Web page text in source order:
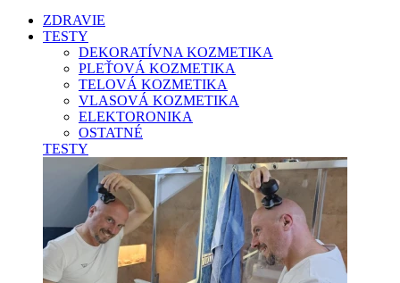
ZDRAVIE
TESTY
DEKORATÍVNA KOZMETIKA
PLEŤOVÁ KOZMETIKA
TELOVÁ KOZMETIKA
VLASOVÁ KOZMETIKA
ELEKTORONIKA
OSTATNÉ
TESTY